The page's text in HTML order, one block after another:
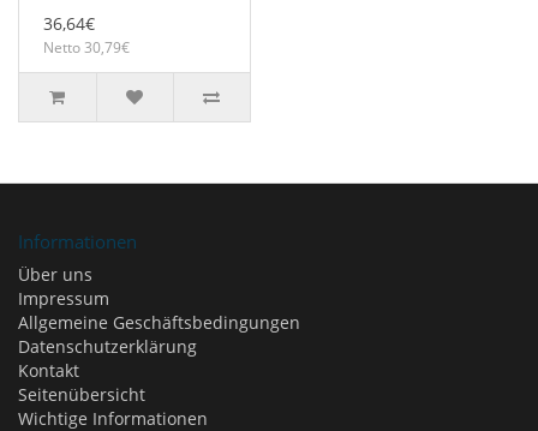
36,64€
Netto 30,79€
Informationen
Über uns
Impressum
Allgemeine Geschäftsbedingungen
Datenschutzerklärung
Kontakt
Seitenübersicht
Wichtige Informationen